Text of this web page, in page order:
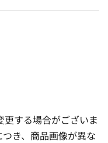
する場合がございま
き、商品画像が異な